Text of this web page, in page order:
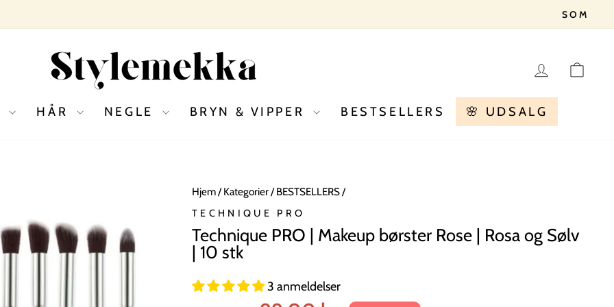
Pause
slideshow
LOG
HÅR NEGLE BRYN & VIPPER BESTSELLERS 🌸 UDSALG
Hjem/ Kategorier/ BESTSELLERS/
TECHNIQUE PRO
Technique PRO | Makeup børster Rose | Rosa og Sølv
| 10 stk
3 anmeldelser
Tilbudspris